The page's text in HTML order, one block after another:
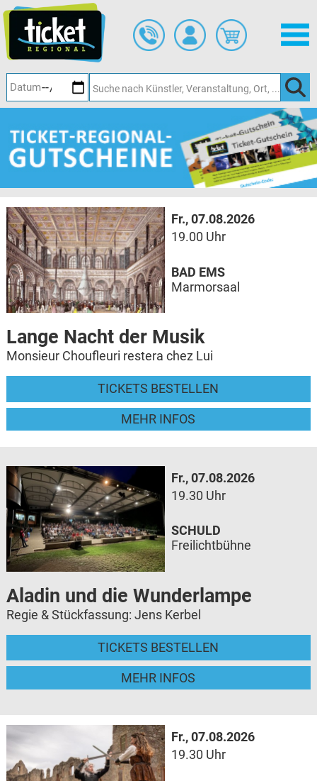
Hauptinhalt
springen
Fr., 07.08.2026
19.00 Uhr
Lange Nacht der Musik
Monsieur Choufleuri restera chez Lui
TICKETS BESTELLEN
MEHR INFOS
BAD EMS
Marmorsaal
Fr., 07.08.2026
19.30 Uhr
Aladin und die Wunderlampe
Regie & Stückfassung: Jens Kerbel
TICKETS BESTELLEN
MEHR INFOS
SCHULD
Freilichtbühne
Fr., 07.08.2026
19.30 Uhr